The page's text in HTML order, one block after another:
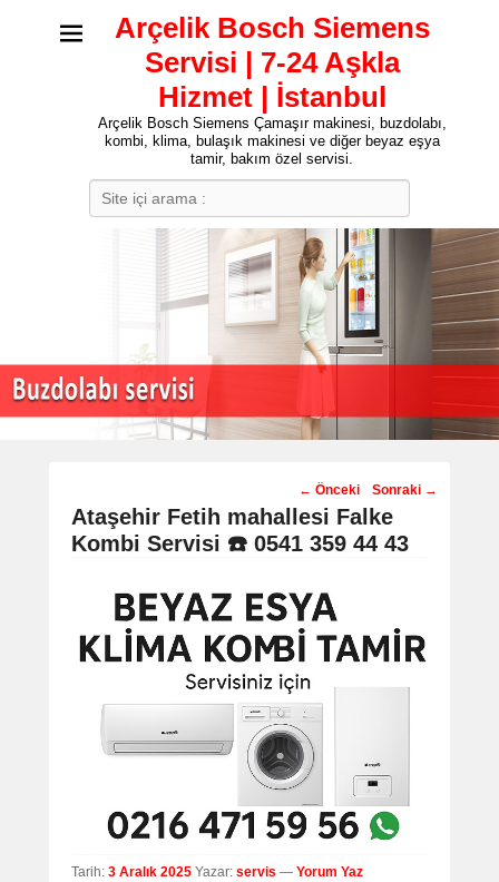
Arçelik Bosch Siemens
Servisi | 7-24 Aşkla
Hizmet | İstanbul
Arçelik Bosch Siemens Çamaşır makinesi, buzdolabı,
kombi, klima, bulaşık makinesi ve diğer beyaz eşya
tamir, bakım özel servisi.
Post
navigation
← Önceki Sonraki →
Ataşehir Fetih mahallesi Falke
Kombi Servisi ☎️ 0541 359 44 43
Tarih: 3 Aralık 2025 Yazar: servis — Yorum Yaz